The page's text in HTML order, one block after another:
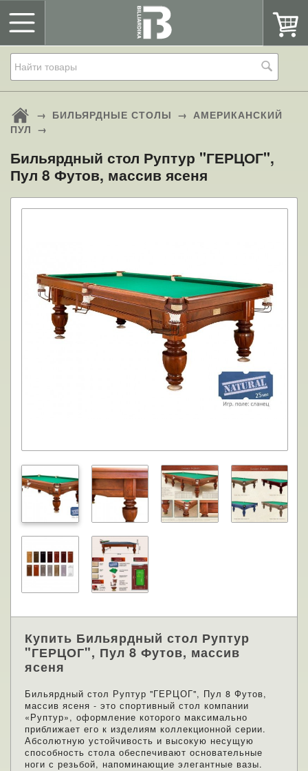
→ БИЛЬЯРДНЫЕ СТОЛЫ → АМЕРИКАНСКИЙ
ПУЛ →
Бильярдный стол Руптур "ГЕРЦОГ",
Пул 8 Футов, массив ясеня
Купить Бильярдный стол Руптур
"ГЕРЦОГ", Пул 8 Футов, массив
ясеня
Бильярдный стол Руптур "ГЕРЦОГ​", Пул 8 Футов,
массив ясеня - это спортивный стол компании
«Руптур», оформление которого максимально
приближает его к изделиям коллекционной серии.
Абсолютную устойчивость и высокую несущую
способность стола обеспечивают основательные
ноги с резьбой, напоминающие элегантные вазы.